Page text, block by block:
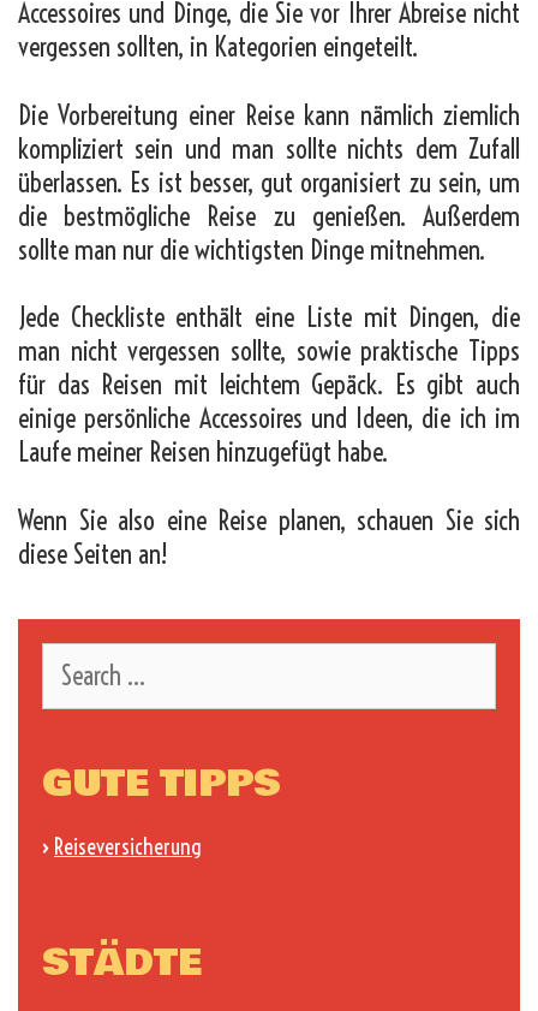
Accessoires und Dinge, die Sie vor Ihrer Abreise nicht
vergessen sollten, in Kategorien eingeteilt.
Die Vorbereitung einer Reise kann nämlich ziemlich
kompliziert sein und man sollte nichts dem Zufall
überlassen. Es ist besser, gut organisiert zu sein, um
die bestmögliche Reise zu genießen. Außerdem
sollte man nur die wichtigsten Dinge mitnehmen.
Jede Checkliste enthält eine Liste mit Dingen, die
man nicht vergessen sollte, sowie praktische Tipps
für das Reisen mit leichtem Gepäck. Es gibt auch
einige persönliche Accessoires und Ideen, die ich im
Laufe meiner Reisen hinzugefügt habe.
Wenn Sie also eine Reise planen, schauen Sie sich
diese Seiten an!
for:
GUTE TIPPS
› Reiseversicherung
STÄDTE